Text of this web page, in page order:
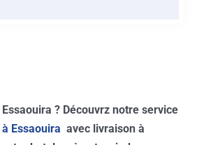
? Découvrz notre service
Essaouira avec livraison à